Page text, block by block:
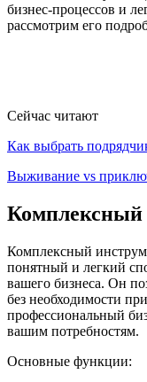
бизнес-процессов и
рассмотрим его
Сейчас читают
Как выбрать
Выживание vs
Комплексный
Комплексный
понятный и легкий
вашего бизнеса. Он
без необходимости
профессиональный
вашим потребностям.
Основные функции: